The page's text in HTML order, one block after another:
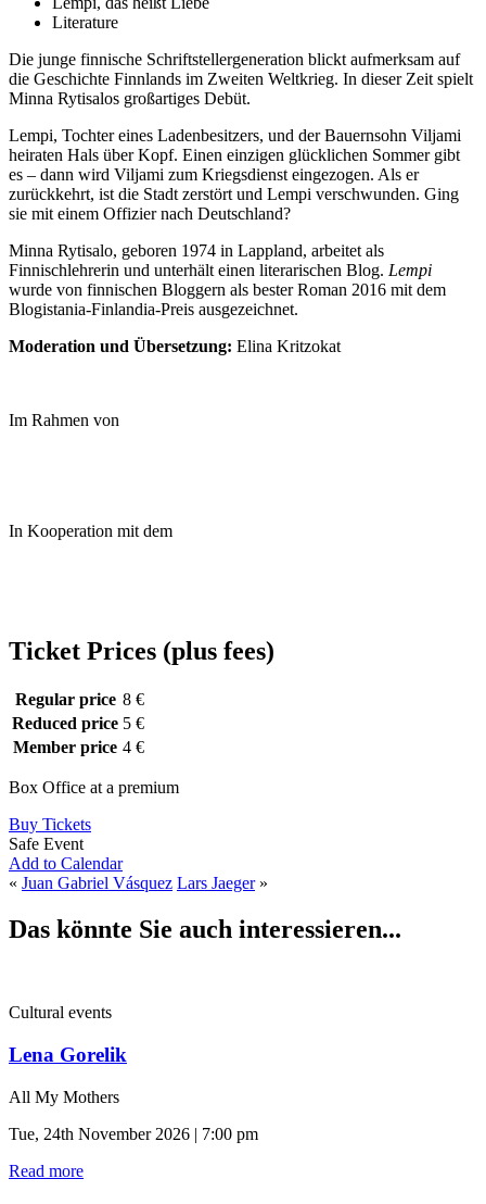
Literature
Die junge finnische Schriftstellergeneration blickt aufmerksam auf
die Geschichte Finnlands im Zweiten Weltkrieg. In dieser Zeit spielt
Minna Rytisalos großartiges Debüt.
Lempi, Tochter eines Ladenbesitzers, und der Bauernsohn Viljami
heiraten Hals über Kopf. Einen einzigen glücklichen Sommer gibt
es – dann wird Viljami zum Kriegsdienst eingezogen. Als er
zurückkehrt, ist die Stadt zerstört und Lempi verschwunden. Ging
sie mit einem Offizier nach Deutschland?
Minna Rytisalo, geboren 1974 in Lappland, arbeitet als
Finnischlehrerin und unterhält einen literarischen Blog. Lempi
wurde von finnischen Bloggern als bester Roman 2016 mit dem
Blogistania-Finlandia-Preis ausgezeichnet.
Moderation und Übersetzung: Elina Kritzokat
Im Rahmen von
In Kooperation mit dem
Ticket Prices (plus fees)
Regular price 8 €
Reduced price 5 €
Member price 4 €
Box Office at a premium
Buy Tickets
Safe Event
Add to Calendar
« Juan Gabriel Vásquez Lars Jaeger»
Das könnte Sie auch interessieren...
Cultural events
Lena Gorelik
All My Mothers
Tue, 24th November 2026 | 7:00 pm
Read more